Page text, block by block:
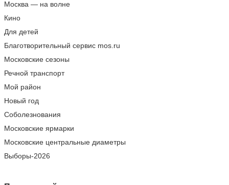
Москва — на волне
Кино
Для детей
Благотворительный сервис mos.ru
Московские сезоны
Речной транспорт
Мой район
Новый год
Соболезнования
Московские ярмарки
Московские центральные диаметры
Выборы-2026